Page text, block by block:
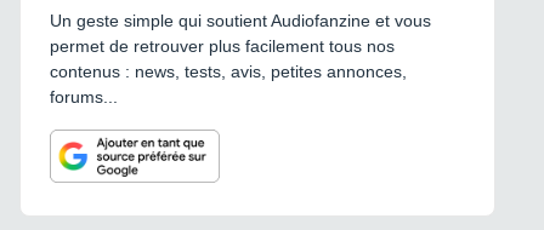
Un geste simple qui soutient Audiofanzine et vous
permet de retrouver plus facilement tous nos
contenus : news, tests, avis, petites annonces,
forums...